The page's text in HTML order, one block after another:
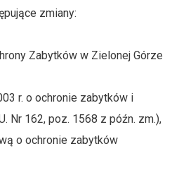
zmiany:
Zabytków w Zielonej Górze
r. o ochronie zabytków i
Nr 162, poz. 1568 z późn. zm.),
o ochronie zabytków